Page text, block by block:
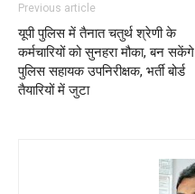
Previous article
यूपी पुलिस में तैनात चतुर्थ श्रेणी के
कर्मचारियों को सुनहरा मौका, बन सकेंगे
पुलिस सहायक उपनिरीक्षक, भर्ती बोर्ड
तैयारियों में जुटा